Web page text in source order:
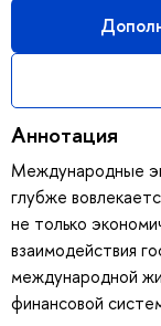
Аннотация
Международные
глубже
не только
взаимодействия
международной
финансовой